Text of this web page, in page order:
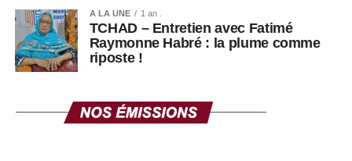
A LA UNE 1 an .
TCHAD – Entretien avec Fatimé
Raymonne Habré : la plume comme
riposte !